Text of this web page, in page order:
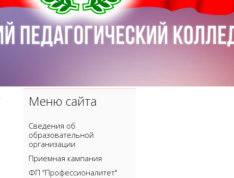
Меню сайта
Сведения об
образовательной
организации
Приемная кампания
ФП "Профессионалитет"